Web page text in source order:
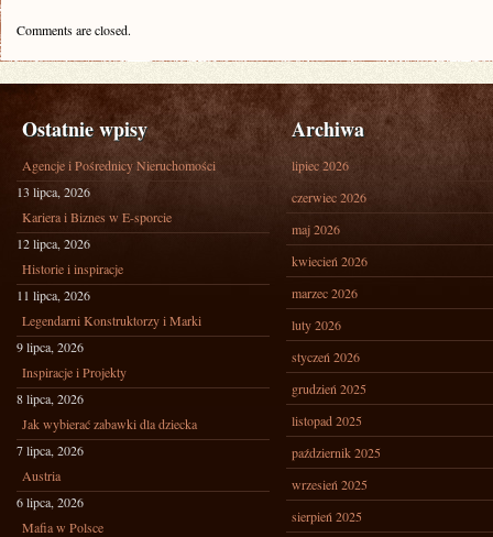
Comments are closed.
Ostatnie wpisy
Agencje i Pośrednicy Nieruchomości
13 lipca, 2026
Kariera i Biznes w E-sporcie
12 lipca, 2026
Historie i inspiracje
11 lipca, 2026
Legendarni Konstruktorzy i Marki
9 lipca, 2026
Inspiracje i Projekty
8 lipca, 2026
Jak wybierać zabawki dla dziecka
7 lipca, 2026
Austria
6 lipca, 2026
Mafia w Polsce
Archiwa
lipiec 2026
czerwiec 2026
maj 2026
kwiecień 2026
marzec 2026
luty 2026
styczeń 2026
grudzień 2025
listopad 2025
październik 2025
wrzesień 2025
sierpień 2025